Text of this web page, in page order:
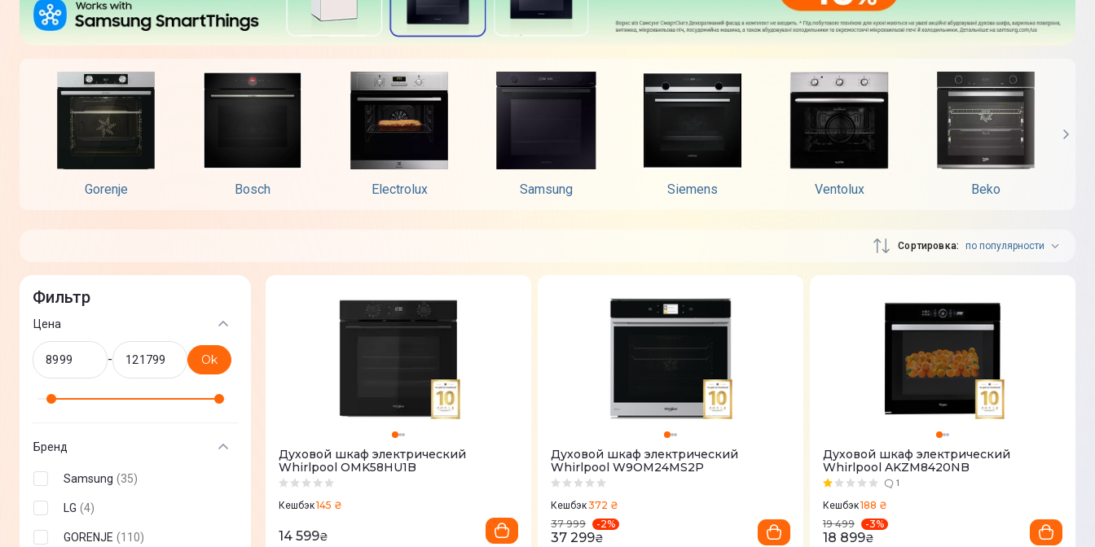
Gorenje Bosch Electrolux Samsung Siemens Ventolux Beko
Сортировка по популярности
Фильтр
Цена
- Ok
Бренд
Samsung (35)
LG (4)
GORENJE (110)
Духовой шкаф электрический
Whirlpool OMK58HU1B
Кешбэк145 ₴
14 599₴
Духовой шкаф электрический
Whirlpool W9OM24MS2P
Кешбэк372 ₴
37 999
-2%
37 299₴
Духовой шкаф электрический
Whirlpool AKZM8420NB
1
Кешбэк188 ₴
19 499
-3%
18 899₴